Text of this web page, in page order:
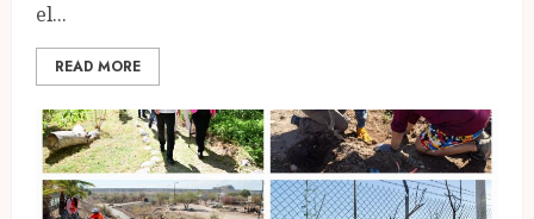
el...
READ MORE